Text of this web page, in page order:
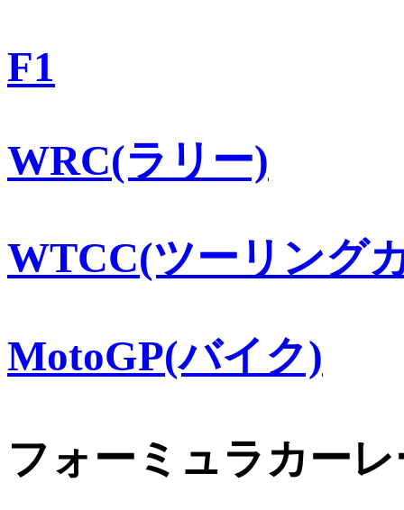
F1
WRC(ラリー)
WTCC(ツーリング
MotoGP(バイク)
フォーミュラカー